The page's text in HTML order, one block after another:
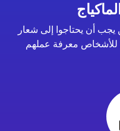
يجب أن يحتاجوا إلى شعار